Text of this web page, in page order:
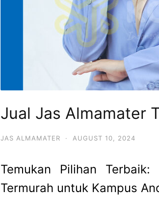
Jual Jas Almamater
JAS ALMAMATER · AUGUST 10, 2024
Temukan Pilihan
Termurah untuk Kampus